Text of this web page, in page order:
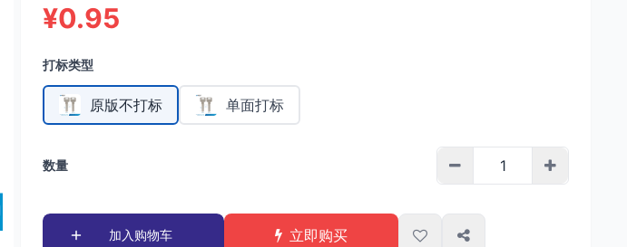
¥0.95
打标类型
原版不打标 单面打标
数量
加入购物车 立即购买